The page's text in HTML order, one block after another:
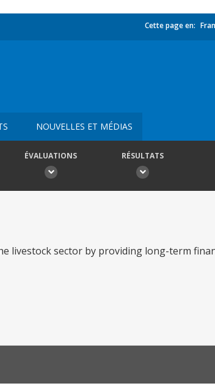
Cette page en:
NOUVELLES ET MÉDIAS
ÉVALUATIONS RÉSULTATS
livestock sector by providing long-term